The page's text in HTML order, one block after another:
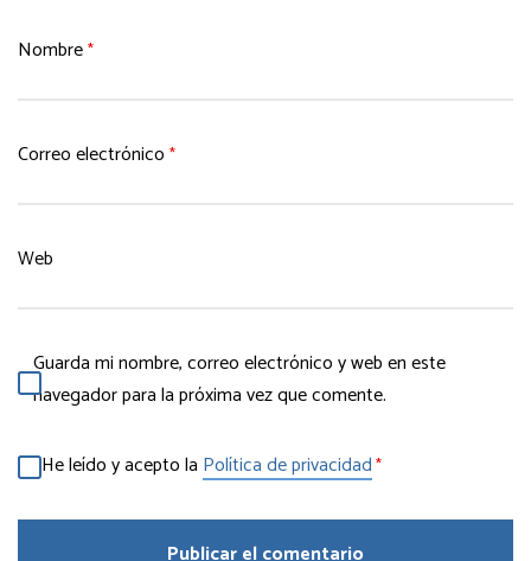
Nombre*
Correo electrónico *
Web
Guarda mi nombre, correo electrónico y web en este
navegador para la próxima vez que comente.
He leído y acepto la Política de privacidad*